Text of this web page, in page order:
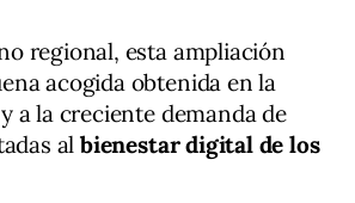
regional, esta ampliación
acogida obtenida en la
a la creciente demanda de
albienestar digital de los